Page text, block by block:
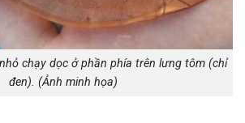
chạy dọc ở phần phía trên lưng tôm (chỉ
đen). (Ảnh minh họa)